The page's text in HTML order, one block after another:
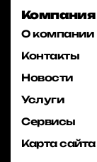
Компания
О компании
Контакты
Новости
Услуги
Сервисы
Карта сайта